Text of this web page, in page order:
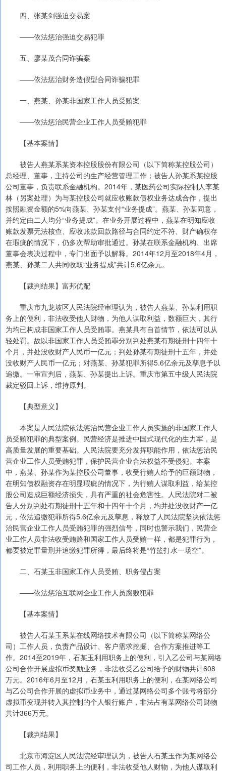
四、张某剑强迫交易案
——依法惩治强迫交易犯罪
五、廖某茂合同诈骗案
——依法惩治财务造假型合同诈骗犯罪
一、燕某、孙某非国家工作人员受贿案
——依法惩治民营企业工作人员受贿犯罪
【基本案情】
被告人燕某系某资本控股股份有限公司（以下简称某控股公司）
总经理、董事，主持公司的生产经营管理工作；被告人孙某系某控股
公司董事，负责联系金融机构。2014年，某医药公司实际控制人李某
林（另案处理）为与某控股公司就应收账款债权业务达成合作，提出
按照融资金额的5%向燕某、孙某支付“业务提成”。燕某、孙某同意，
并约定由二人均分“业务提成”。在业务开展过程中，燕某在明知应收
账款发票无法核查、应收账款回款路径与合同约定不符、财产确权存
在瑕疵的情况下，仍多次帮助审批通过。孙某在联系金融机构、出席
董事会表决过程中，专门出面予以解释。2014年12月至2018年4月，
燕某、孙某二人共同收取“业务提成”共计5.6亿余元。
【裁判结果】富邦优配
重庆市九龙坡区人民法院经审理认为，被告人燕某、孙某利用职
务上的便利，非法收受他人财物，为他人谋取利益，数额巨大，其行
为均已构成非国家工作人员受贿罪。燕某具有自首情节，依法可以从
轻处罚。故以非国家工作人员受贿罪分别判处燕某有期徒刑十四年十
个月，并处没收财产人民币一亿元；判处孙某有期徒刑十五年，并处
没收财产人民币一亿元；对燕某、孙某犯罪所得5.6亿余元及孳息予以
追缴。一审宣判后，燕某、孙某提出上诉。重庆市第五中级人民法院
裁定驳回上诉，维持原判。
【典型意义】
本案是人民法院依法惩治民营企业工作人员实施的非国家工作人
员受贿犯罪的典型案例。民营经济是推进中国式现代化的生力军，是
高质量发展的重要基础。人民法院要充分发挥职能作用，依法惩治民
营企业工作人员受贿犯罪，保护民营企业合法权益不受侵犯。本案
中，燕某、孙某作为某控股公司董事，收受行贿人给予的巨额财物，
在明知债权融资存在明显瑕疵的情况下，为行贿人谋取利益，给某控
股公司造成巨额经济损失，具有严重的社会危害性。人民法院对二被
告人分别判处有期徒刑十五年和十四年十个月，均并处没收财产一亿
元，依法追缴犯罪所得5.6亿余元及孳息，释放了人民法院坚决依法惩
治民营企业工作人员受贿犯罪的强烈信号，同时也警示我们，民营企
业工作人员非法收受贿赂和国家工作人员受贿一样，都是犯罪行为，
都要被定罪量刑并追缴犯罪所得，最后终将是“竹篮打水一场空”。
二、石某玉非国家工作人员受贿、职务侵占案
——依法惩治互联网企业工作人员腐败犯罪
【基本案情】
被告人石某玉系某在线网络技术有限公司（以下简称某网络公
司）工作人员，负责产品设计、客户需求挖掘、合作方案推进等工
作。2014至2019年，石某玉利用职务上的便利，引入乙公司与某网络
公司合作开展虚拟币奖励业务，非法收受乙公司给予的财物共计608
万元。2016年6月至12月，石某玉利用职务上的便利，在某网络公司
与乙公司合作开展的虚拟币业务中，通过某网络公司多个账号将部分
虚拟币变现并转入其控制的个人银行账户，非法占有某网络公司财物
共计366万元。
【裁判结果】
北京市海淀区人民法院经审理认为，被告人石某玉作为某网络公
司工作人员，利用职务上的便利，非法收受他人财物，为他人谋取利